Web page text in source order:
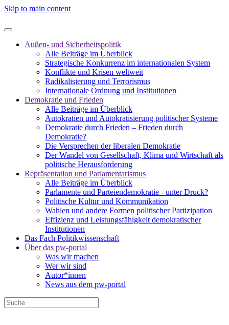
Skip to main content
Außen- und Sicherheitspolitik
Alle Beiträge im Überblick
Strategische Konkurrenz im internationalen System
Konflikte und Krisen weltweit
Radikalisierung und Terrorismus
Internationale Ordnung und Institutionen
Demokratie und Frieden
Alle Beiträge im Überblick
Autokratien und Autokratisierung politischer Systeme
Demokratie durch Frieden – Frieden durch
Demokratie?
Die Versprechen der liberalen Demokratie
Der Wandel von Gesellschaft, Klima und Wirtschaft als
politische Herausforderung
Repräsentation und Parlamentarismus
Alle Beiträge im Überblick
Parlamente und Parteiendemokratie - unter Druck?
Politische Kultur und Kommunikation
Wahlen und andere Formen politischer Partizipation
Effizienz und Leistungsfähigkeit demokratischer
Institutionen
Das Fach Politikwissenschaft
Über das pw-portal
Was wir machen
Wer wir sind
Autor*innen
News aus dem pw-portal